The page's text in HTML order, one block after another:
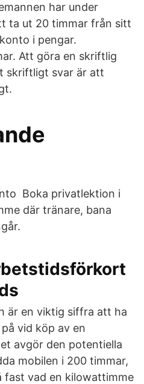
har under
ta ut 20 timmar från sitt
i pengar.
Att göra en skriftlig
skriftligt svar är att
Boka privatlektion i
där tränare, bana
är en viktig siffra att ha
vid köp av en
avgör den potentiella
mobilen i 200 timmar,
fast vad en kilowattimme